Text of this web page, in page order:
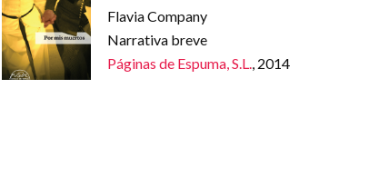
Flavia Company
Narrativa breve
Páginas de Espuma, S.L.
, 2014